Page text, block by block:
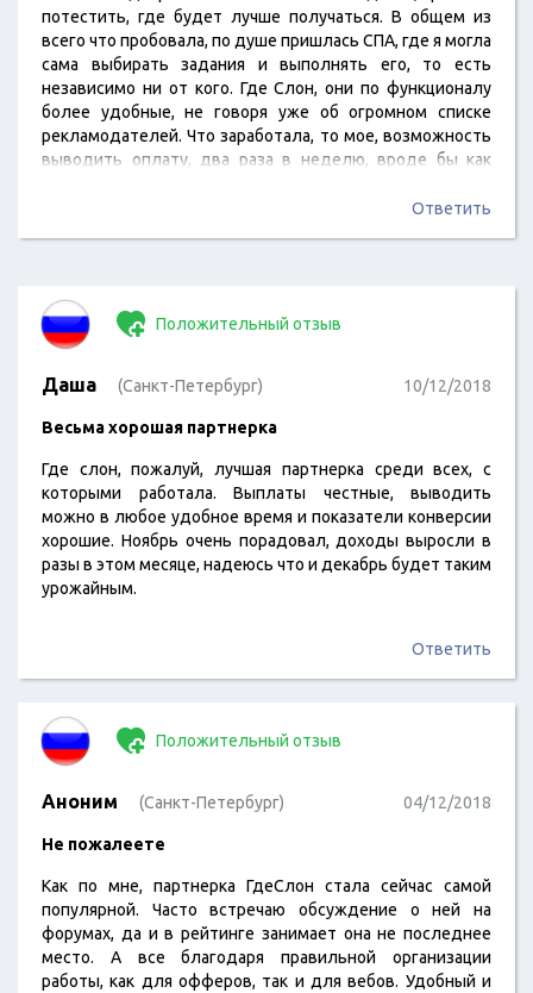
потестить, где будет лучше получаться. В общем из
всего что пробовала, по душе пришлась СПА, где я могла
сама выбирать задания и выполнять его, то есть
независимо ни от кого. Где Слон, они по функционалу
более удобные, не говоря уже об огромном списке
рекламодателей. Что заработала, то мое, возможность
выводить оплату, два раза в неделю, вроде бы как
Ответить
Положительный отзыв
Даша (Санкт-Петербург) 10/12/2018
Весьма хорошая партнерка
Где слон, пожалуй, лучшая партнерка среди всех, с
которыми работала. Выплаты честные, выводить
можно в любое удобное время и показатели конверсии
хорошие. Ноябрь очень порадовал, доходы выросли в
разы в этом месяце, надеюсь что и декабрь будет таким
урожайным.
Ответить
Положительный отзыв
Аноним (Санкт-Петербург) 04/12/2018
Не пожалеете
Как по мне, партнерка ГдеСлон стала сейчас самой
популярной. Часто встречаю обсуждение о ней на
форумах, да и в рейтинге занимает она не последнее
место. А все благодаря правильной организации
работы, как для офферов, так и для вебов. Удобный и